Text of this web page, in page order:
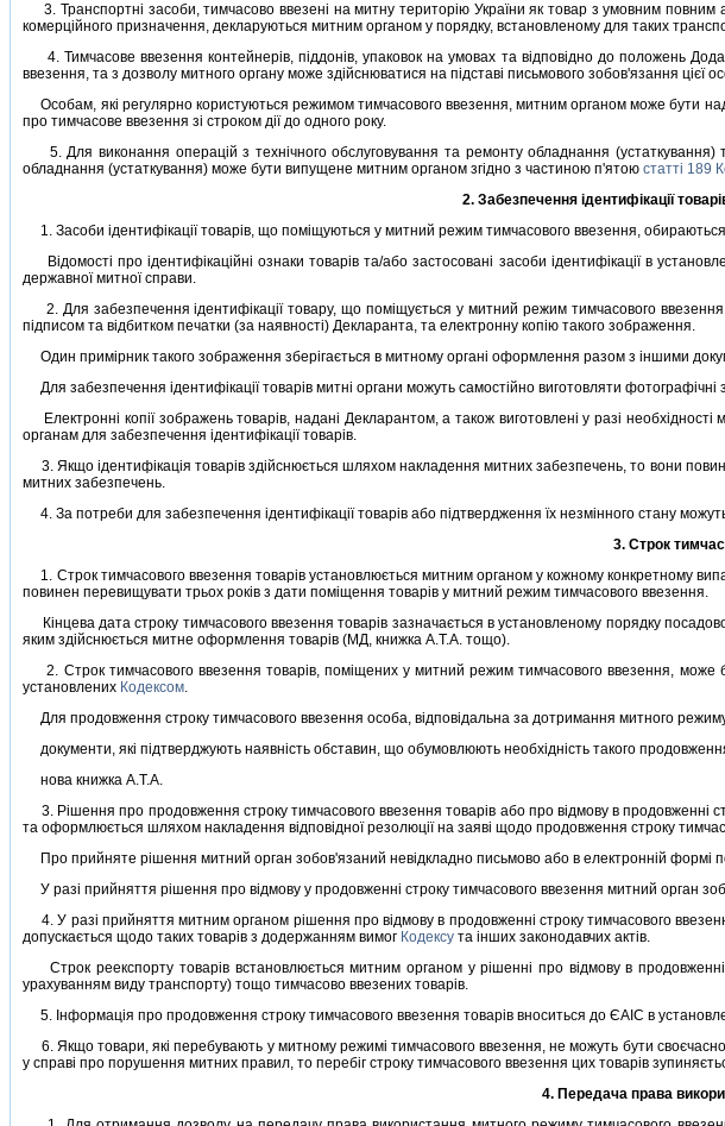
3. Транспортнi засоби, тимчасово ввезенi на митну територiю України як товар з умовним повним
комерцiйного призначення, декларуються митним органом у порядку, встановленому для таких
4. Тимчасове ввезення контейнерiв, пiддонiв, упаковок на умовах та вiдповiдно до положень
ввезення, та з дозволу митного органу може здiйснюватися на пiдставi письмового зобов'язання
Особам, якi регулярно користуються режимом тимчасового ввезення, митним органом може бути
про тимчасове ввезення зi строком дiї до одного року.
5. Для виконання операцiй з технiчного обслуговування та ремонту обладнання
обладнання (устаткування) може бути випущене митним органом згiдно з частиною п'ятою статтi 189
2. Забезпечення iдентифiкацiї
1. Засоби iдентифiкацiї товарiв, що помiщуються у митний режим тимчасового ввезення,
Вiдомостi про iдентифiкацiйнi ознаки товарiв та/або застосованi засоби iдентифiкацiї в
державної митної справи.
2. Для забезпечення iдентифiкацiї товару, що помiщується у митний режим тимчасового
пiдписом та вiдбитком печатки (за наявностi) Декларанта, та електронну копiю такого зображення.
Один примiрник такого зображення зберiгається в митному органi оформлення разом з iншими
Для забезпечення iдентифiкацiї товарiв митнi органи можуть самостiйно виготовляти фотографiчнi
Електроннi копiї зображень товарiв, наданi Декларантом, а також виготовленi у разi
органам для забезпечення iдентифiкацiї товарiв.
3. Якщо iдентифiкацiя товарiв здiйснюється шляхом накладення митних забезпечень, то вони
митних забезпечень.
4. За потреби для забезпечення iдентифiкацiї товарiв або пiдтвердження їх незмiнного стану
3. Строк
1. Строк тимчасового ввезення товарiв установлюється митним органом у кожному конкретному
повинен перевищувати трьох рокiв з дати помiщення товарiв у митний режим тимчасового ввезення.
Кiнцева дата строку тимчасового ввезення товарiв зазначається в установленому порядку
яким здiйснюється митне оформлення товарiв (МД, книжка А.Т.А. тощо).
2. Строк тимчасового ввезення товарiв, помiщених у митний режим тимчасового ввезення,
установлених Кодексом.
Для продовження строку тимчасового ввезення особа, вiдповiдальна за дотримання митного
документи, якi пiдтверджують наявнiсть обставин, що обумовлюють необхiднiсть такого
нова книжка А.Т.А.
3. Рiшення про продовження строку тимчасового ввезення товарiв або про вiдмову в продовженнi
та оформлюється шляхом накладення вiдповiдної резолюцiї на заявi щодо продовження строку
Про прийняте рiшення митний орган зобов'язаний невiдкладно письмово або в електроннiй формi
У разi прийняття рiшення про вiдмову у продовженнi строку тимчасового ввезення митний орган
4. У разi прийняття митним органом рiшення про вiдмову в продовженнi строку тимчасового
допускається щодо таких товарiв з додержанням вимог Кодексу та iнших законодавчих актiв.
Строк реекспорту товарiв встановлюється митним органом у рiшеннi про вiдмову в продовженнi
урахуванням виду транспорту) тощо тимчасово ввезених товарiв.
5. Iнформацiя про продовження строку тимчасового ввезення товарiв вноситься до ЄАIС в
6. Якщо товари, якi перебувають у митному режимi тимчасового ввезення, не можуть бути
у справi про порушення митних правил, то перебiг строку тимчасового ввезення цих товарiв
4. Передача права